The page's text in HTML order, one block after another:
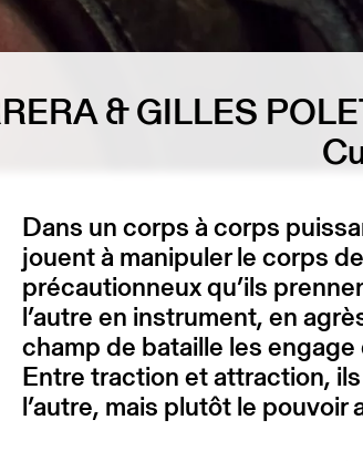
& GILLES
Dans un corps à corps
jouent à manipuler le corps
précautionneux qu’ils
l’autre en instrument, en
champ de bataille les
Entre traction et attraction,
l’autre, mais plutôt le pouvoir